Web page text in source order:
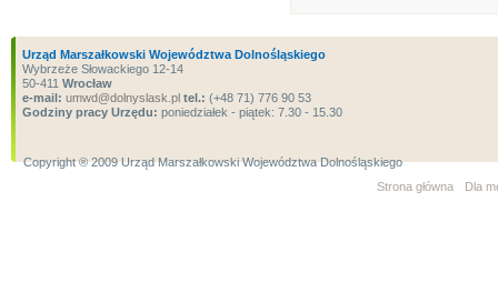
Urząd Marszałkowski Województwa Dolnośląskiego
Wybrzeże Słowackiego 12-14
50-411 Wrocław
e-mail: umwd@dolnyslask.pl tel.: (+48 71) 776 90 53
Godziny pracy Urzędu: poniedziałek - piątek: 7.30 - 15.30
Copyright ® 2009 Urząd Marszałkowski Województwa Dolnośląskiego
Strona główna
Dla